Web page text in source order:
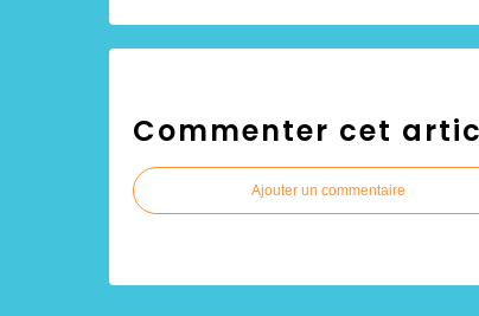
Commenter cet
Ajouter un commentaire